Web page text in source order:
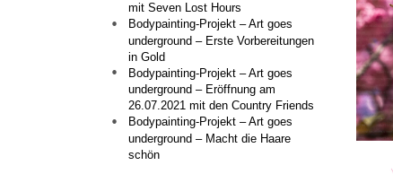
mit Seven Lost Hours
Bodypainting-Projekt – Art goes
underground – Erste Vorbereitungen
in Gold
Bodypainting-Projekt – Art goes
underground – Eröffnung am
26.07.2021 mit den Country Friends
Bodypainting-Projekt – Art goes
underground – Macht die Haare
schön